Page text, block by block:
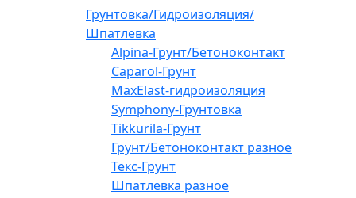
Грунтовка/Гидроизоляция/
Шпатлевка
Alpina-Грунт/Бетоноконтакт
Caparol-Грунт
MaxElast-гидроизоляция
Symphony-Грунтовка
Tikkurila-Грунт
Грунт/Бетоноконтакт разное
Текс-Грунт
Шпатлевка разное